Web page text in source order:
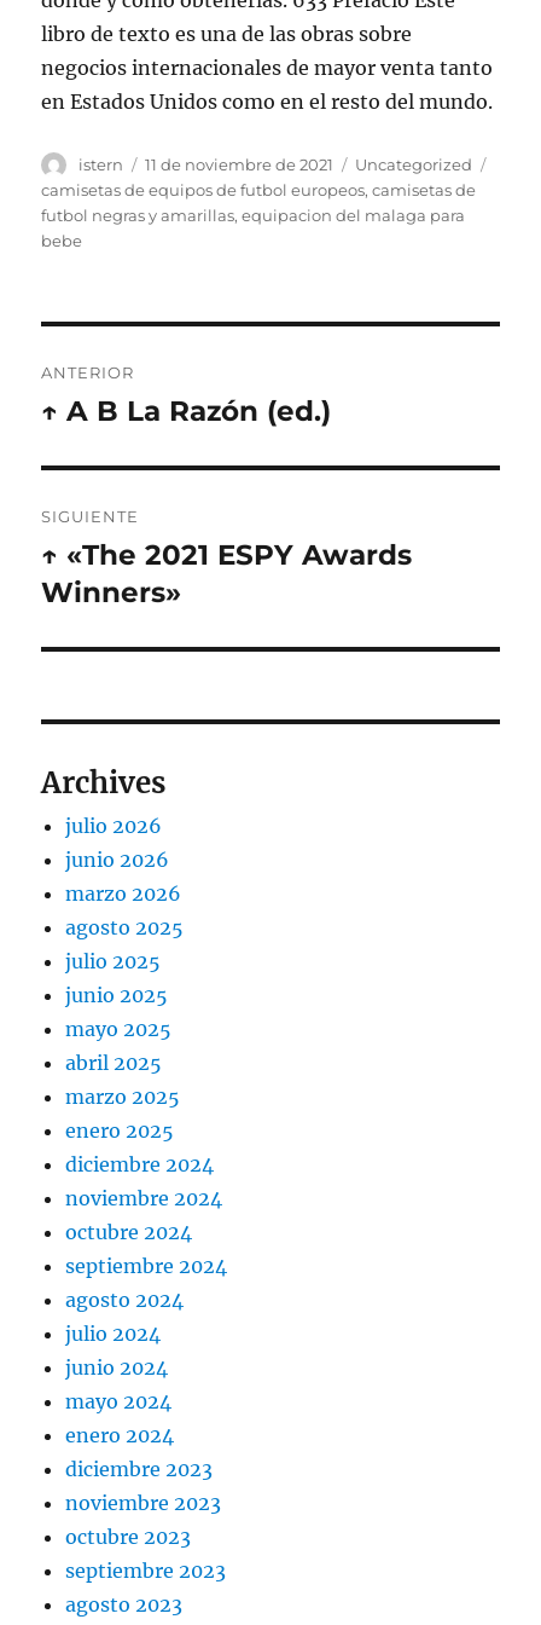
libro de texto es una de las obras sobre
negocios internacionales de mayor venta tanto
en Estados Unidos como en el resto del mundo.
Autor
istern
Publicado
el
11 de noviembre de 2021 Categorías
Uncategorized
camisetas de equipos de futbol europeos,camisetas de
futbol negras y amarillas,equipacion del malaga para
bebe
de
ANTERIOR
Entrada
↑ A B La Razón (ed.)
SIGUIENTE
Entrada
siguiente:
↑ «The 2021 ESPY Awards
Winners»
Archives
julio 2026
junio 2026
marzo 2026
agosto 2025
julio 2025
junio 2025
mayo 2025
abril 2025
marzo 2025
enero 2025
diciembre 2024
noviembre 2024
octubre 2024
septiembre 2024
agosto 2024
julio 2024
junio 2024
mayo 2024
enero 2024
diciembre 2023
noviembre 2023
octubre 2023
septiembre 2023
agosto 2023